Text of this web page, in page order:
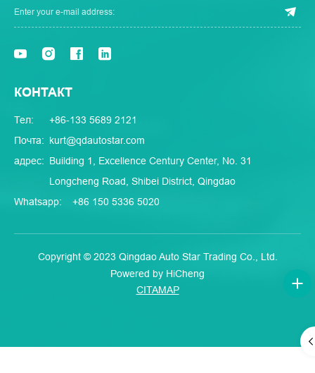
КОНТАКТ
Тел:
+86-133 5689 2121
Почта: kurt@qdautostar.com
адрес: Building 1, Excellence Century Center, No. 31
Longcheng Road, Shibei District, Qingdao
Whatsapp:
+86 150 5336 5020
Copyright © 2023 Qingdao Auto Star Trading Co., Ltd.
Powered by HiCheng
CITAMAP